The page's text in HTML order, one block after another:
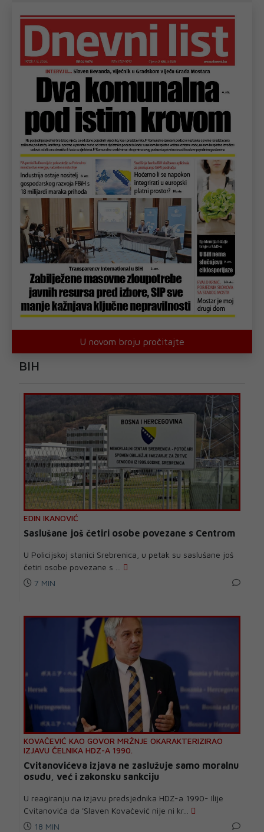
U novom broju pročitajte
BIH
EDIN IKANOVIĆ
Saslušane još četiri osobe povezane s Centrom
U Policijskoj stanici Srebrenica, u petak su saslušane još
četiri osobe povezane s ...
7 MIN
KOVAČEVIĆ KAO GOVOR MRŽNJE OKARAKTERIZIRAO
IZJAVU ČELNIKA HDZ-A 1990.
Cvitanovićeva izjava ne zaslužuje samo moralnu
osudu, već i zakonsku sankciju
U reagiranju na izjavu predsjednika HDZ-a 1990- Ilije
Cvitanovića da 'Slaven Kovačević nije ni kr...
18 MIN